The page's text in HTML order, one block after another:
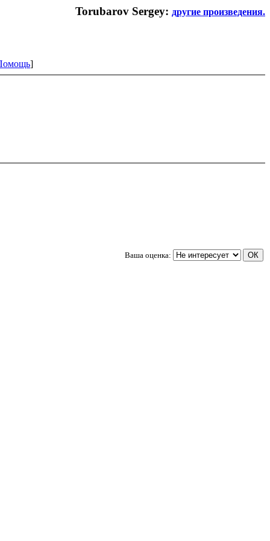
Torubarov Sergey: другие произведения.
]
Ваша оценка: